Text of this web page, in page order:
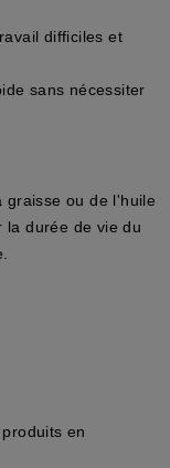
difficiles et
sans nécessiter
graisse ou de l'huile
la durée de vie du
en